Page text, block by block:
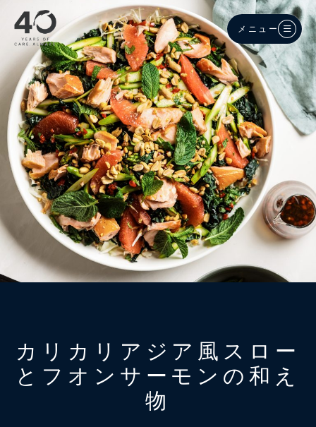
メインコンテンツへスキップ
メニュー
カリカリアジア風スロー
とフオンサーモンの和え
物